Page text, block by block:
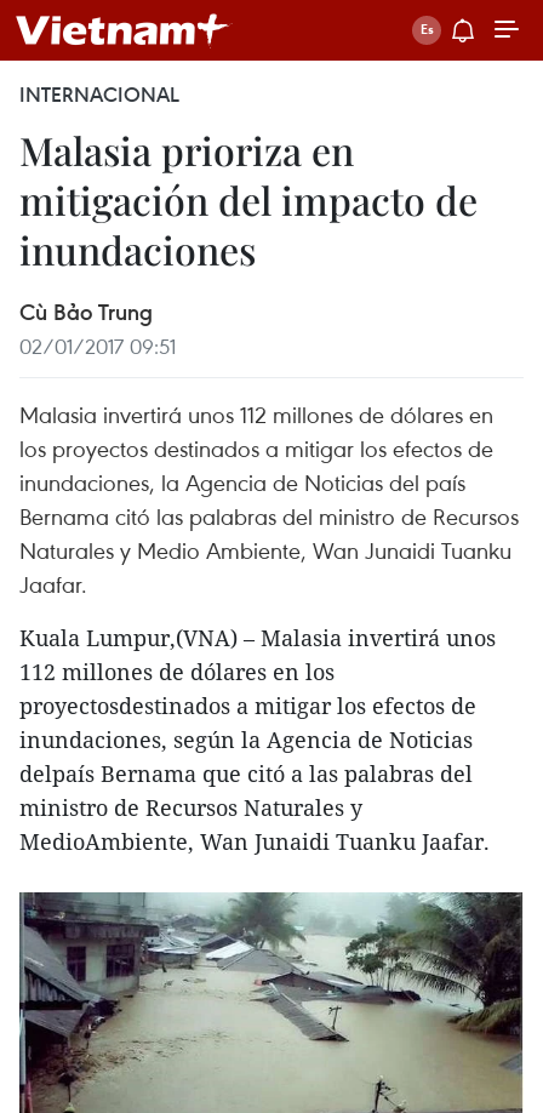
INTERNACIONAL
Malasia prioriza en
mitigación del impacto de
inundaciones
Cù Bảo Trung
02/01/2017 09:51
Malasia invertirá unos 112 millones de dólares en
los proyectos destinados a mitigar los efectos de
inundaciones, la Agencia de Noticias del país
Bernama citó las palabras del ministro de Recursos
Naturales y Medio Ambiente, Wan Junaidi Tuanku
Jaafar.
Kuala Lumpur,(VNA) – Malasia invertirá unos
112 millones de dólares en los
proyectosdestinados a mitigar los efectos de
inundaciones, según la Agencia de Noticias
delpaís Bernama que citó a las palabras del
ministro de Recursos Naturales y
MedioAmbiente, Wan Junaidi Tuanku Jaafar.